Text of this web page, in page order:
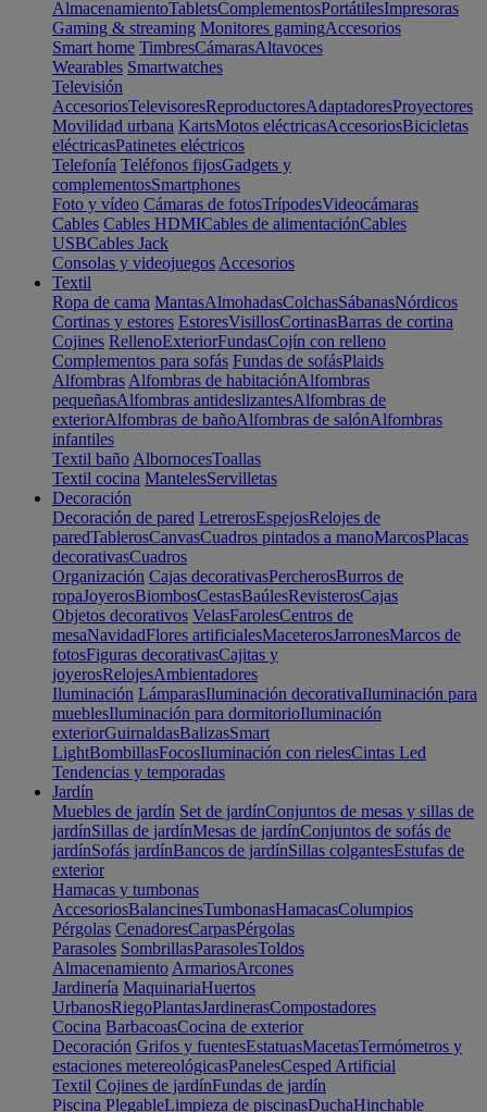
AlmacenamientoTabletsComplementosPortátilesImpresoras
Gaming & streaming Monitores gamingAccesorios
Smart home TimbresCámarasAltavoces
Wearables Smartwatches
Televisión
AccesoriosTelevisoresReproductoresAdaptadoresProyectores
Movilidad urbana KartsMotos eléctricasAccesoriosBicicletas
eléctricasPatinetes eléctricos
Telefonía Teléfonos fijosGadgets y
complementosSmartphones
Foto y vídeo Cámaras de fotosTrípodesVideocámaras
Cables Cables HDMICables de alimentaciónCables
USBCables Jack
Consolas y videojuegos Accesorios
Textil
Ropa de cama MantasAlmohadasColchasSábanasNórdicos
Cortinas y estores EstoresVisillosCortinasBarras de cortina
Cojines RellenoExteriorFundasCojín con relleno
Complementos para sofás Fundas de sofásPlaids
Alfombras Alfombras de habitaciónAlfombras
pequeñasAlfombras antideslizantesAlfombras de
exteriorAlfombras de bañoAlfombras de salónAlfombras
infantiles
Textil baño AlbornocesToallas
Textil cocina MantelesServilletas
Decoración
Decoración de pared LetrerosEspejosRelojes de
paredTablerosCanvasCuadros pintados a manoMarcosPlacas
decorativasCuadros
Organización Cajas decorativasPercherosBurros de
ropaJoyerosBiombosCestasBaúlesRevisterosCajas
Objetos decorativos VelasFarolesCentros de
mesaNavidadFlores artificialesMaceterosJarronesMarcos de
fotosFiguras decorativasCajitas y
joyerosRelojesAmbientadores
Iluminación LámparasIluminación decorativaIluminación para
mueblesIluminación para dormitorioIluminación
exteriorGuirnaldasBalizasSmart
LightBombillasFocosIluminación con rielesCintas Led
Tendencias y temporadas
Jardín
Muebles de jardín Set de jardínConjuntos de mesas y sillas de
jardínSillas de jardínMesas de jardínConjuntos de sofás de
jardínSofás jardínBancos de jardínSillas colgantesEstufas de
exterior
Hamacas y tumbonas
AccesoriosBalancinesTumbonasHamacasColumpios
Pérgolas CenadoresCarpasPérgolas
Parasoles SombrillasParasolesToldos
Almacenamiento ArmariosArcones
Jardinería MaquinariaHuertos
UrbanosRiegoPlantasJardinerasCompostadores
Cocina BarbacoasCocina de exterior
Decoración Grifos y fuentesEstatuasMacetasTermómetros y
estaciones metereológicasPanelesCesped Artificial
Textil Cojines de jardínFundas de jardín
Piscina PlegableLimpieza de piscinasDuchaHinchable